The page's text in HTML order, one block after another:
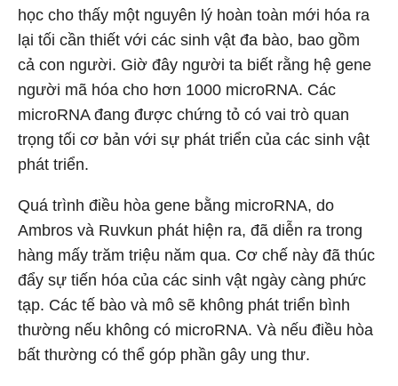
học cho thấy một nguyên lý hoàn toàn mới hóa ra
lại tối cần thiết với các sinh vật đa bào, bao gồm
cả con người. Giờ đây người ta biết rằng hệ gene
người mã hóa cho hơn 1000 microRNA. Các
microRNA đang được chứng tỏ có vai trò quan
trọng tối cơ bản với sự phát triển của các sinh vật
phát triển.
Quá trình điều hòa gene bằng microRNA, do
Ambros và Ruvkun phát hiện ra, đã diễn ra trong
hàng mấy trăm triệu năm qua. Cơ chế này đã thúc
đẩy sự tiến hóa của các sinh vật ngày càng phức
tạp. Các tế bào và mô sẽ không phát triển bình
thường nếu không có microRNA. Và nếu điều hòa
bất thường có thể góp phần gây ung thư.